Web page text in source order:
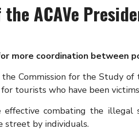
the ACAVe
more coordination between
the Commission for the Study
tourists who have been
combating the illegal
street by individuals.